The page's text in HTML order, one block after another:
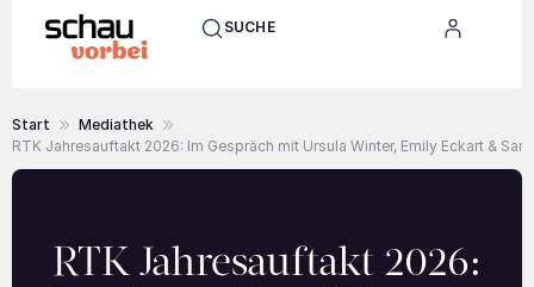
SUCHE
Start
Mediathek
RTK Jahresauftakt 2026: Im Gespräch mit Ursula Winter, Emily Eckart &
RTK Jahresauftakt 2026: